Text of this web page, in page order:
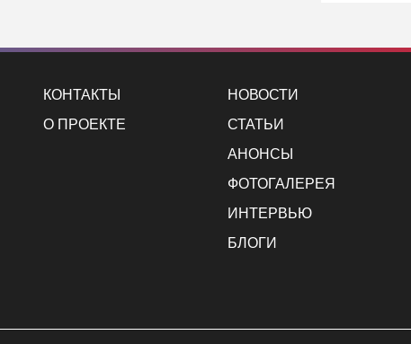
КОНТАКТЫ
О ПРОЕКТЕ
НОВОСТИ
СТАТЬИ
АНОНСЫ
ФОТОГАЛЕРЕЯ
ИНТЕРВЬЮ
БЛОГИ